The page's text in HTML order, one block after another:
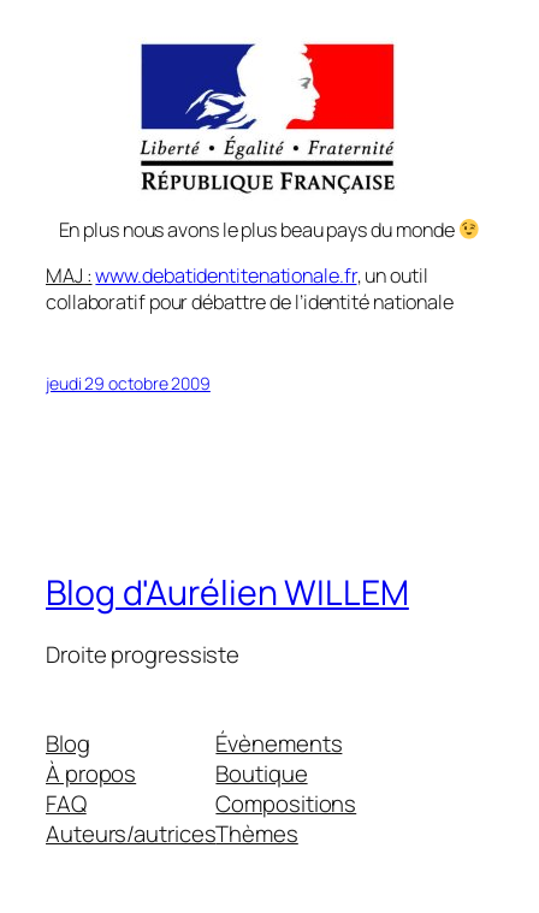
En plus nous avons le plus beau pays du monde
MAJ : www.debatidentitenationale.fr, un outil
collaboratif pour débattre de l’identité nationale
jeudi 29 octobre 2009
Blog d'Aurélien WILLEM
Droite progressiste
Blog
À propos
FAQ
Auteurs/autrices
Évènements
Boutique
Compositions
Thèmes